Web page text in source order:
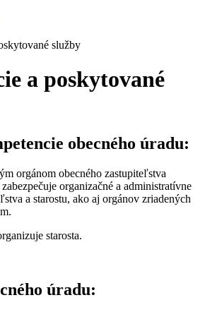
služby
a poskytované
obecného úradu:
orgánom obecného zastupiteľstva
organizačné a administratívne
a starostu, ako aj orgánov zriadených
starosta.
úradu: